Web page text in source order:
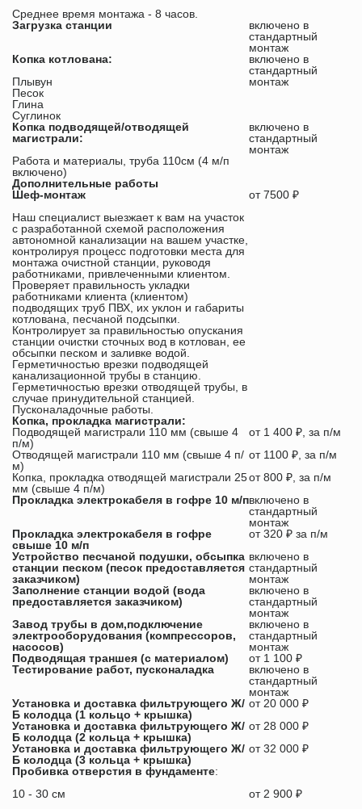
Среднее время монтажа - 8 часов.
Загрузка станции
включено в
стандартный
монтаж
Копка котлована:
Плывун
Песок
Глина
Суглинок
включено в
стандартный
монтаж
Копка подводящей/отводящей
магистрали:
Работа и материалы, труба 110см (4 м/п
включено)
включено в
стандартный
монтаж
Дополнительные работы
Шеф-монтаж
Наш специалист выезжает к вам на участок
с разработанной схемой расположения
автономной канализации на вашем участке,
контролируя процесс подготовки места для
монтажа очистной станции, руководя
работниками, привлеченными клиентом.
Проверяет правильность укладки
работниками клиента (клиентом)
подводящих труб ПВХ, их уклон и габариты
котлована, песчаной подсыпки.
Контролирует за правильностью опускания
станции очистки сточных вод в котлован, ее
обсыпки песком и заливке водой.
Герметичностью врезки подводящей
канализационной трубы в станцию.
Герметичностью врезки отводящей трубы, в
случае принудительной станцией.
Пусконаладочные работы.
от 7500 ₽
Копка, прокладка магистрали:
Подводящей магистрали 110 мм (свыше 4
п/м)
от 1 400 ₽, за п/м
Отводящей магистрали 110 мм (свыше 4 п/
м)
от 1100 ₽, за п/м
Копка, прокладка отводящей магистрали 25
мм (свыше 4 п/м)
от 800 ₽, за п/м
Прокладка электрокабеля в гофре 10 м/пвключено в
стандартный
монтаж
Прокладка электрокабеля в гофре
свыше 10 м/п
от 320 ₽ за п/м
Устройство песчаной подушки, обсыпка
станции песком (песок предоставляется
заказчиком)
включено в
стандартный
монтаж
Заполнение станции водой (вода
предоставляется заказчиком)
включено в
стандартный
монтаж
Завод трубы в дом,подключение
электрооборудования (компрессоров,
насосов)
включено в
стандартный
монтаж
Подводящая траншея (с материалом)
от 1 100 ₽
Тестирование работ, пусконаладка
включено в
стандартный
монтаж
Установка и доставка фильтрующего Ж/
Б колодца (1 кольцо + крышка)
от 20 000 ₽
Установка и доставка фильтрующего Ж/
Б колодца (2 кольца + крышка)
от 28 000 ₽
Установка и доставка фильтрующего Ж/
Б колодца (3 кольца + крышка)
от 32 000 ₽
Пробивка отверстия в фундаменте:
10 - 30 см
от 2 900 ₽